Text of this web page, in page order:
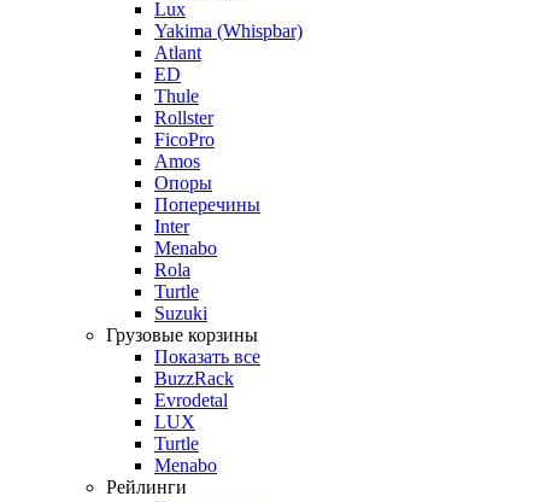
Lux
Yakima (Whispbar)
Atlant
ED
Thule
Rollster
FicoPro
Amos
Опоры
Поперечины
Inter
Menabo
Rola
Turtle
Suzuki
Грузовые корзины
Показать все
BuzzRack
Evrodetal
LUX
Turtle
Menabo
Рейлинги